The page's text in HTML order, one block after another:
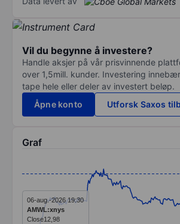
Vil du begynne å investere?
Handle aksjer på vår prisvinnende
over 1,5mill. kunder. Investering
tape hele eller deler av investert beløp.
Åpne konto
Utforsk Saxos
Graf
Line chart with 222 data points.
The chart has 1 X axis displaying
The chart has 1 Y axis displaying
06-aug.-2026 19:30
AMWL:xnys
Close12,98